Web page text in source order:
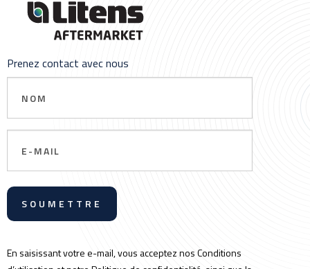
Prenez contact avec nous
En saisissant votre e-mail, vous acceptez nos Conditions